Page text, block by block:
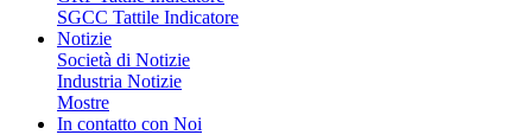
SGCC Tattile Indicatore
Notizie
Società di Notizie
Industria Notizie
Mostre
In contatto con Noi